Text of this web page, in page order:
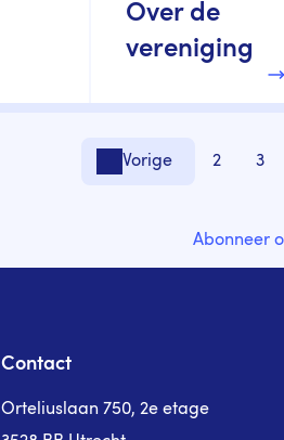
Over de
vereniging
Vorige pagina
Vorige
2
3
Abonneer
Contact
Orteliuslaan 750, 2e etage